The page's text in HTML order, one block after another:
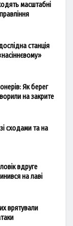
масштабні
станція
Як берег
на закрите
сходами та на
вдруге
на лаві
врятували